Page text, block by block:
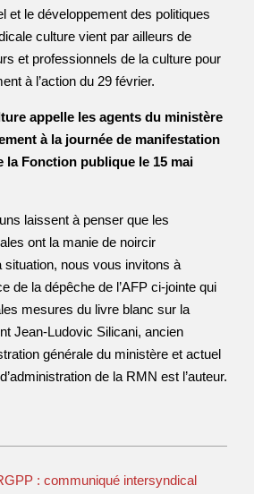
et le développement des politiques
culture vient par ailleurs de
et professionnels de la culture pour
à l’action du 29 février.
appelle les agents du ministère
à la journée de manifestation
la Fonction publique le 15 mai
laissent à penser que les
ont la manie de noircir
nous vous invitons à
de la dépêche de l’AFP ci-jointe qui
mesures du livre blanc sur la
Jean-Ludovic Silicani, ancien
générale du ministère et actuel
de la RMN est l’auteur.
: communiqué intersyndical